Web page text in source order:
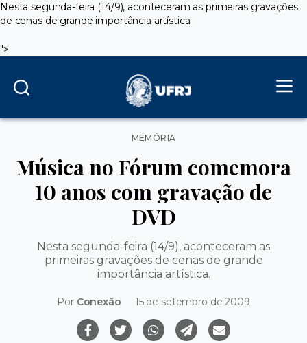
Nesta segunda-feira (14/9), aconteceram as primeiras gravações
de cenas de grande importância artística.
">
Categorias
MEMÓRIA
Música no Fórum comemora
10 anos com gravação de
DVD
Nesta segunda-feira (14/9), aconteceram as
primeiras gravações de cenas de grande
importância artística.
Por Conexão 15 de setembro de 2009